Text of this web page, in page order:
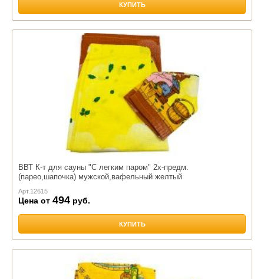
КУПИТЬ
ВВТ К-т для сауны "С легким паром" 2х-предм.
(парео,шапочка) мужской,вафельный желтый
Арт. 12615
Цена от 494 руб.
КУПИТЬ